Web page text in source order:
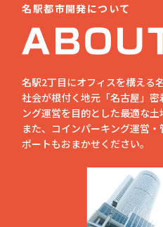
名駅都市開発について
名駅2丁目にオフィスを構える
社会が根付く地元「名古屋」
ング運営を目的とした最適な土
また、コインパーキング運営
ポートもおまかせください。